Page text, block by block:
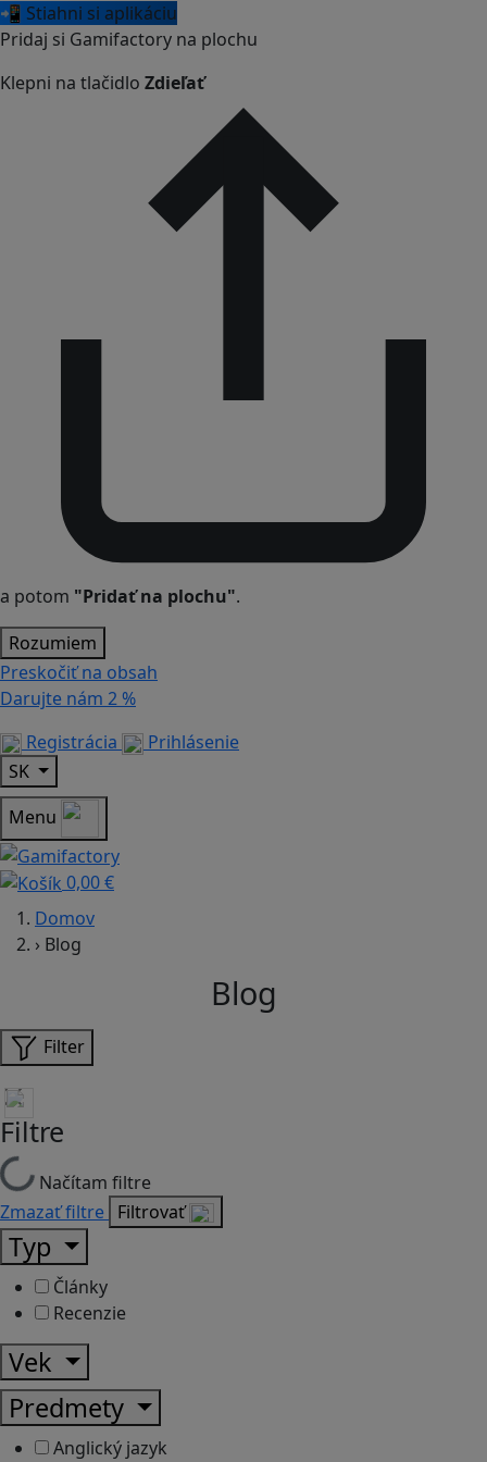
📲 Stiahni si aplikáciu
Pridaj si Gamifactory na plochu
Klepni na tlačidlo Zdieľať
a potom "Pridať na plochu".
Rozumiem
Preskočiť na obsah
Darujte nám 2 %
Registrácia
Prihlásenie
SK
Menu
0,00 €
Domov
› Blog
Blog
Filter
Filtre
Načítam filtre
Zmazať filtre Filtrovať
Typ
Články
Recenzie
Vek
Predmety
Anglický jazyk